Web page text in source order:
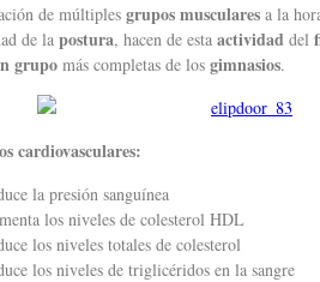
de múltiples grupos musculares a la
de la postura, hacen de esta actividad del
grupo más completas de los gimnasios.
cardiovasculares:
la presión sanguínea
los niveles de colesterol HDL
los niveles totales de colesterol
los niveles de triglicéridos en la sangre